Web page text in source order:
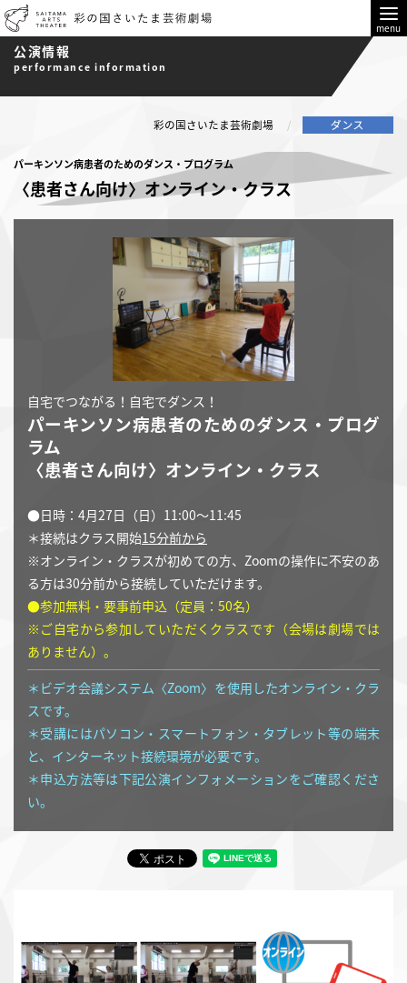
menu
公演情報
performance information
彩の国さいたま芸術劇場
パーキンソン病患者のためのダンス・プログラム
〈患者さん向け〉オンライン・クラス
自宅でつながる！自宅でダンス！
パーキンソン病患者のためのダンス・プログ
ラム
〈患者さん向け〉オンライン・クラス
●日時：4月27日（日）11:00～11:45
＊接続はクラス開始15分前から
※オンライン・クラスが初めての方、Zoomの操作に不安のあ
る方は30分前から接続していただけます。
●参加無料・要事前申込（定員：50名）
※ご自宅から参加していただくクラスです（会場は劇場では
ありません）。
＊ビデオ会議システム〈Zoom〉を使用したオンライン・クラ
スです。
＊受講にはパソコン・スマートフォン・タブレット等の端末
と、インターネット接続環境が必要です。
＊申込方法等は下記公演インフォメーションをご確認くださ
い。